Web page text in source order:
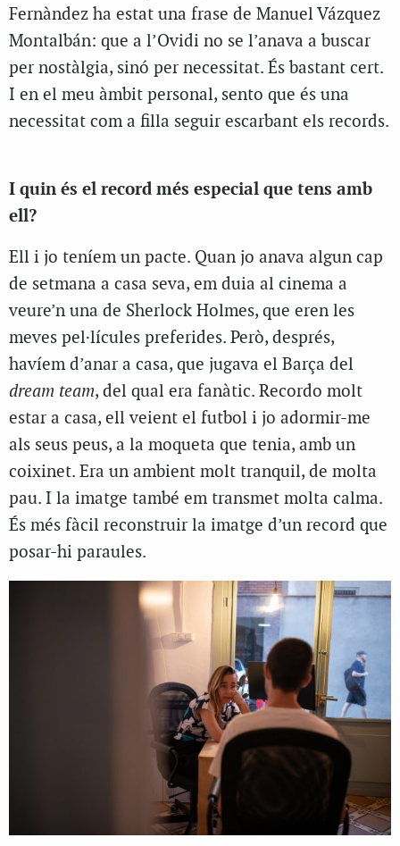
Fernàndez ha estat una frase de Manuel Vázquez
Montalbán: que a l’Ovidi no se l’anava a buscar
per nostàlgia, sinó per necessitat. És bastant cert.
I en el meu àmbit personal, sento que és una
necessitat com a filla seguir escarbant els records.
I quin és el record més especial que tens amb
ell?
Ell i jo teníem un pacte. Quan jo anava algun cap
de setmana a casa seva, em duia al cinema a
veure’n una de Sherlock Holmes, que eren les
meves pel·lícules preferides. Però, després,
havíem d’anar a casa, que jugava el Barça del
dream team, del qual era fanàtic. Recordo molt
estar a casa, ell veient el futbol i jo adormir-me
als seus peus, a la moqueta que tenia, amb un
coixinet. Era un ambient molt tranquil, de molta
pau. I la imatge també em transmet molta calma.
És més fàcil reconstruir la imatge d’un record que
posar-hi paraules.